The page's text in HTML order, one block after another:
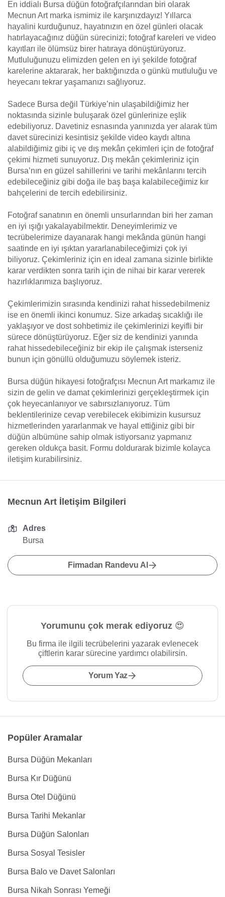
En iddialı Bursa düğün fotoğrafçılarından biri olarak
Mecnun Art marka ismimiz ile karşınızdayız! Yıllarca
hayalini kurduğunuz, hayatınızın en özel günleri olacak
hatırlayacağınız düğün sürecinizi; fotoğraf kareleri ve video
kayıtları ile ölümsüz birer hatıraya dönüştürüyoruz.
Mutluluğunuzu elimizden gelen en iyi şekilde fotoğraf
karelerine aktararak, her baktığınızda o günkü mutluluğu ve
heyecanı tekrar yaşamanızı sağlıyoruz.
Sadece Bursa değil Türkiye’nin ulaşabildiğimiz her
noktasında sizinle buluşarak özel günlerinize eşlik
edebiliyoruz. Davetiniz esnasında yanınızda yer alarak tüm
davet sürecinizi kesintisiz şekilde video kaydı altına
alabildiğimiz gibi iç ve dış mekân çekimleri için de fotoğraf
çekimi hizmeti sunuyoruz. Dış mekân çekimleriniz için
Bursa’nın en güzel sahillerini ve tarihi mekânlarını tercih
edebileceğiniz gibi doğa ile baş başa kalabileceğimiz kır
bahçelerini de tercih edebilirsiniz.
Fotoğraf sanatının en önemli unsurlarından biri her zaman
en iyi ışığı yakalayabilmektir. Deneyimlerimiz ve
tecrübelerimize dayanarak hangi mekânda günün hangi
saatinde en iyi ışıktan yararlanabileceğimizi çok iyi
biliyoruz. Çekimleriniz için en ideal zamana sizinle birlikte
karar verdikten sonra tarih için de nihai bir karar vererek
hazırlıklarımıza başlıyoruz.
Çekimlerimizin sırasında kendinizi rahat hissedebilmeniz
ise en önemli ikinci konumuz. Size arkadaş sıcaklığı ile
yaklaşıyor ve dost sohbetimiz ile çekimlerinizi keyifli bir
sürece dönüştürüyoruz. Eğer siz de kendinizi yanında
rahat hissedebileceğiniz bir ekip ile çalışmak isterseniz
bunun için gönüllü olduğumuzu söylemek isteriz.
Bursa düğün hikayesi fotoğrafçısı Mecnun Art markamız ile
sizin de gelin ve damat çekimlerinizi gerçekleştirmek için
çok heyecanlanıyor ve sabırsızlanıyoruz. Tüm
beklentilerinize cevap verebilecek ekibimizin kusursuz
hizmetlerinden yararlanmak ve hayal ettiğiniz gibi bir
düğün albümüne sahip olmak istiyorsanız yapmanız
gereken oldukça basit. Formu doldurarak bizimle kolayca
iletişim kurabilirsiniz.
Mecnun Art İletişim Bilgileri
Adres
Bursa
Firmadan Randevu Al
Yorumunu çok merak ediyoruz 😍
Bu firma ile ilgili tecrübelerini yazarak evlenecek
çiftlerin karar sürecine yardımcı olabilirsin.
Yorum Yaz
Popüler Aramalar
Bursa Düğün Mekanları
Bursa Kır Düğünü
Bursa Otel Düğünü
Bursa Tarihi Mekanlar
Bursa Düğün Salonları
Bursa Sosyal Tesisler
Bursa Balo ve Davet Salonları
Bursa Nikah Sonrası Yemeği